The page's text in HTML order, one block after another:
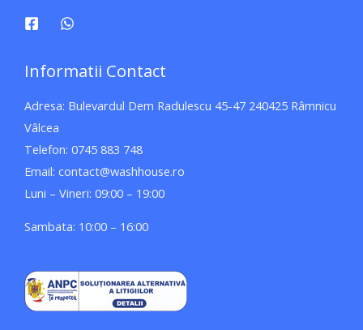
Informatii Contact
Adresa: Bulevardul Dem Radulescu 45-47 240425 Râmnicu
Vâlcea
Telefon: 0745 883 748
Email: contact@washhouse.ro
Luni – Vineri: 09:00 – 19:00
Sambata: 10:00 – 16:00